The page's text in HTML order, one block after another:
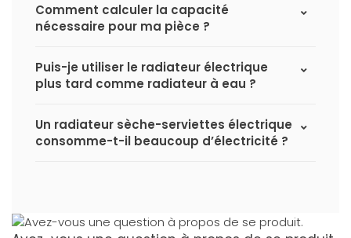
Comment calculer la capacité
nécessaire pour ma pièce ?
Puis-je utiliser le radiateur électrique
plus tard comme radiateur à eau ?
Un radiateur sèche-serviettes électrique
consomme-t-il beaucoup d’électricité ?